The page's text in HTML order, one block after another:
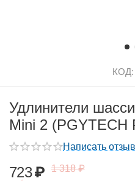
КОД:
Удлинители
Mini 2 (PGYTECH
Написать отзыв
723₽ 1 318 ₽